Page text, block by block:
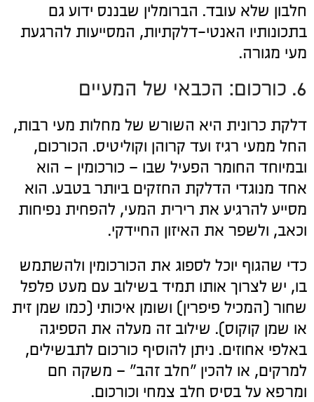
חלבון שלא עובד. הברומלין שבננס ידוע גם
בתכונותיו האנטי-דלקתיות, המסייעות להרגעת
מעי מגורה.
6. כורכום: הכבאי של המעיים
דלקת כרונית היא השורש של מחלות מעי רבות,
החל ממעי רגיז ועד קרוהן וקוליטיס. הכורכום,
ובמיוחד החומר הפעיל שבו – כורכומין – הוא
אחד מנוגדי הדלקת החזקים ביותר בטבע. הוא
מסייע להרגיע את רירית המעי, להפחית נפיחות
וכאב, ולשפר את האיזון החיידקי.
כדי שהגוף יוכל לספוג את הכורכומין ולהשתמש
בו, יש לצרוך אותו תמיד בשילוב עם מעט פלפל
שחור (המכיל פיפרין) ושומן איכותי (כמו שמן זית
או שמן קוקוס). שילוב זה מעלה את הספיגה
באלפי אחוזים. ניתן להוסיף כורכום לתבשילים,
למרקים, או להכין "חלב זהב" – משקה חם
ומרפא על בסיס חלב צמחי וכורכום.